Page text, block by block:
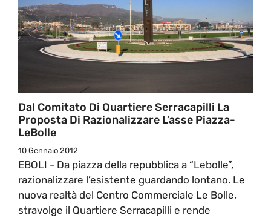
Dal Comitato Di Quartiere Serracapilli La
Proposta Di Razionalizzare L’asse Piazza-
LeBolle
10 Gennaio 2012
EBOLI - Da piazza della repubblica a “Lebolle”,
razionalizzare l’esistente guardando lontano. Le
nuova realtà del Centro Commerciale Le Bolle,
stravolge il Quartiere Serracapilli e rende